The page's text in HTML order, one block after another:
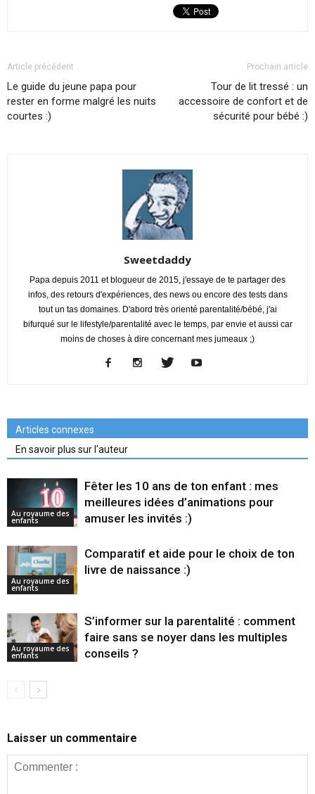
Article précédent
Le guide du jeune papa pour
rester en forme malgré les nuits
courtes :)
Prochain article
Tour de lit tressé : un
accessoire de confort et de
sécurité pour bébé :)
Sweetdaddy
Papa depuis 2011 et blogueur de 2015, j'essaye de te partager des
infos, des retours d'expériences, des news ou encore des tests dans
tout un tas domaines. D'abord très orienté parentalité/bébé, j'ai
bifurqué sur le lifestyle/parentalité avec le temps, par envie et aussi car
moins de choses à dire concernant mes jumeaux ;)
Articles connexes
En savoir plus sur l'auteur
Au royaume des
enfants
Fêter les 10 ans de ton enfant : mes
meilleures idées d’animations pour
amuser les invités :)
Au royaume des
enfants
Comparatif et aide pour le choix de ton
livre de naissance :)
Au royaume des
enfants
S’informer sur la parentalité : comment
faire sans se noyer dans les multiples
conseils ?
Laisser un commentaire